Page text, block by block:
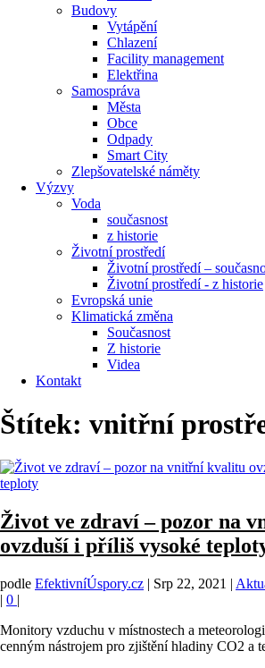
Budovy
Vytápění
Chlazení
Facility management
Elektřina
Samospráva
Města
Obce
Odpady
Smart City
Zlepšovatelské náměty
Výzvy
Voda
současnost
z historie
Životní prostředí
Životní prostředí –
Životní prostředí ​- z historie
Evropská unie
Klimatická změna
Současnost
Z historie
Videa
Kontakt
Štítek: vnitřní
Život ve zdraví – pozor na
ovzduší i příliš vysoké
podle EfektivníÚspory.cz | Srp 22, 2021 |
| 0 |
Monitory vzduchu v místnostech a
cenným nástrojem pro zjištění hladiny CO2 a